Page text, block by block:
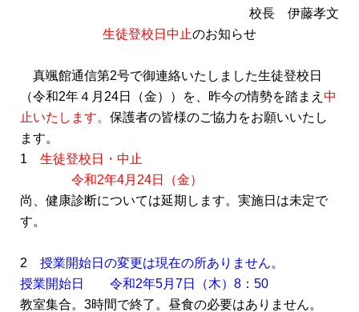
校長 伊藤孝文
生徒登校日中止のお知らせ
真颯館通信第2号で御連絡いたしました生徒登校日
（令和2年４月24日（金））を、昨今の情勢を踏まえ 中
止いたします。 保護者の皆様のご協力をお願いいたし
ます。
1 生徒登校日・中止
令和2年4月24日（金）
尚、健康診断については延期します。実施日は未定で
す。
2 授業開始日の変更は現在の所ありません。
授業開始日 令和2年5月7日（木）8：50
教室集合。3時間で終了。昼食の必要はありません。